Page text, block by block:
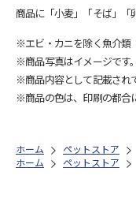
商品に「小麦」「そば」「
※エビ・カニを除く魚介類
※商品写真はイメージです。
※商品内容として記載され
※商品の色は、印刷の都合
ホーム ペットストア
ホーム
ペットストア